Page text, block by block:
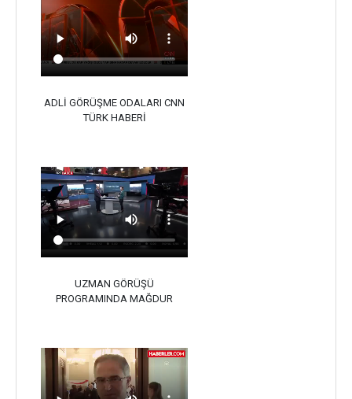
ADLİ GÖRÜŞME ODALARI CNN
TÜRK HABERİ
UZMAN GÖRÜŞÜ
PROGRAMINDA MAĞDUR